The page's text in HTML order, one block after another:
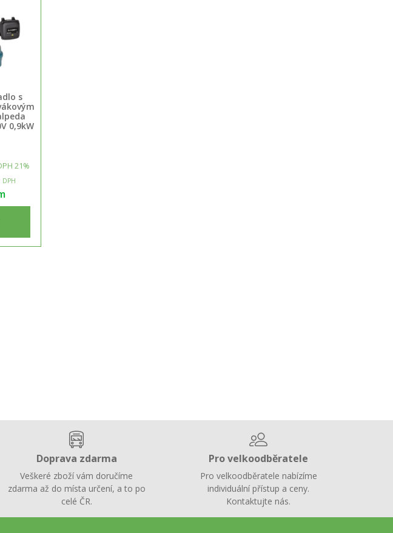
s
0,9kW
21%
DPH
Doprava zdarma
Veškeré zboží vám doručíme
zdarma až do místa určení, a to po
celé ČR.
Pro velkoodběratele
Pro velkoodběratele nabízíme
individuální přístup a ceny.
Kontaktujte nás.